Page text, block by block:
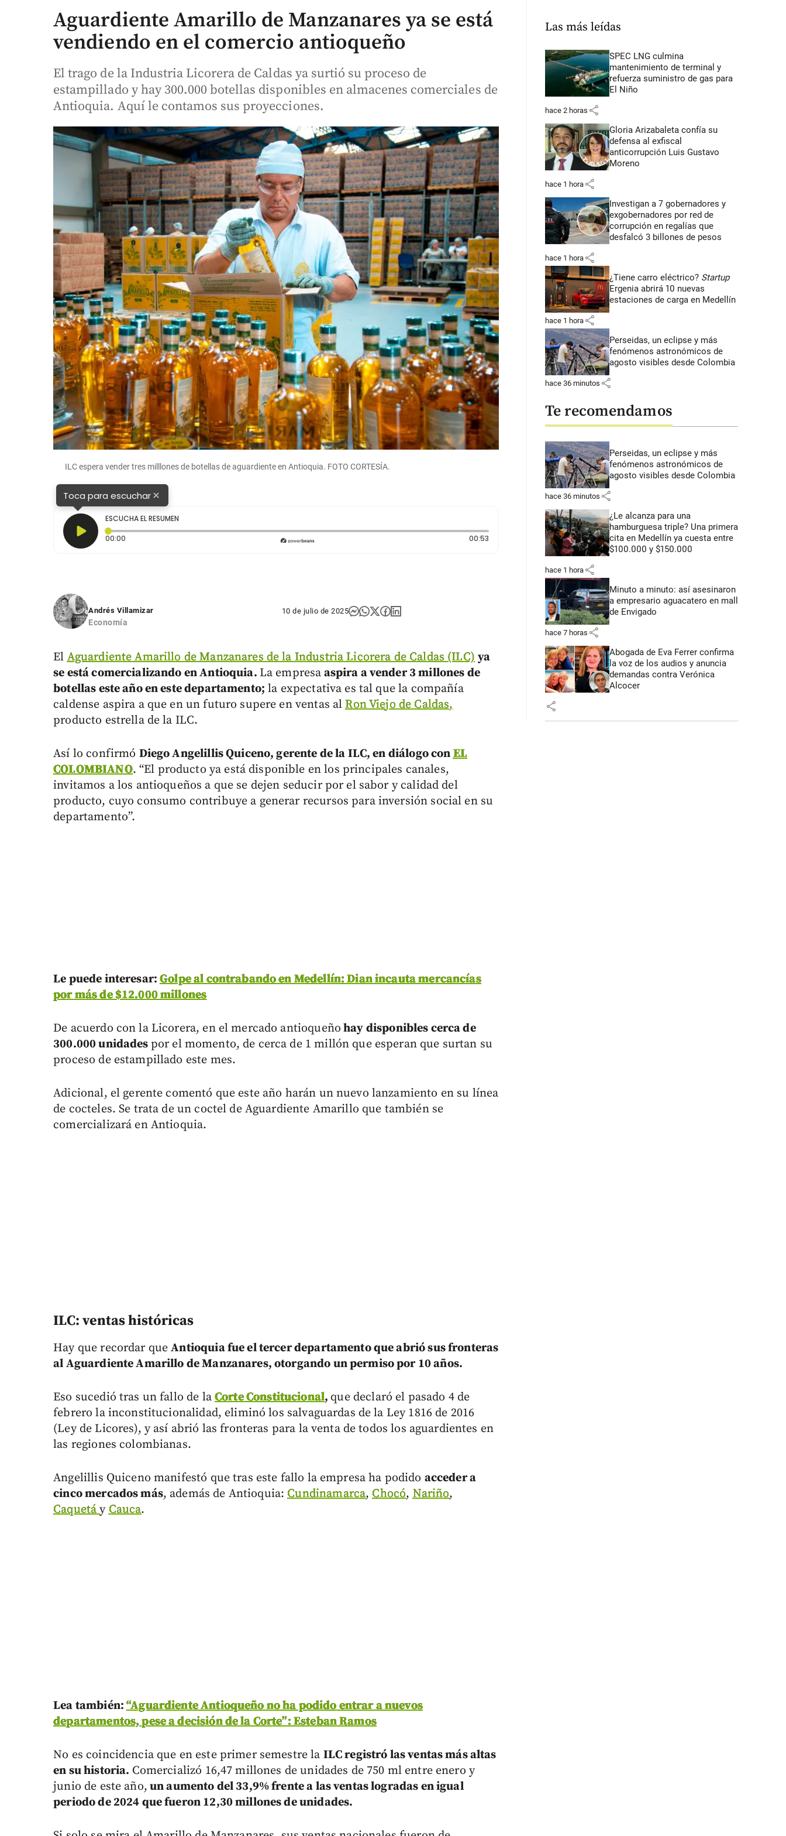
Aguardiente Amarillo de Manzanares ya se está
vendiendo en el comercio antioqueño
El trago de la Industria Licorera de Caldas ya surtió su proceso de
estampillado y hay 300.000 botellas disponibles en almacenes comerciales de
Antioquia. Aquí le contamos sus proyecciones.
ILC espera vender tres milllones de botellas de aguardiente en Antioquia. FOTO CORTESÍA.
Toca para escuchar×
ESCUCHA EL RESUMEN
00:00
00:53Duración: 53 segundos
Andrés Villamizar
Economía
10 de julio de 2025
ElAguardiente Amarillo de Manzanares de la Industria Licorera de Caldas (ILC) ya
se está comercializando en Antioquia. La empresa aspira a vender 3 millones de
botellas este año en este departamento; la expectativa es tal que la compañía
caldense aspira a que en un futuro supere en ventas alRon Viejo de Caldas,
producto estrella de la ILC.
Así lo confirmó Diego Angelillis Quiceno, gerente de la ILC, en diálogo conEL
COLOMBIANO. “El producto ya está disponible en los principales canales,
invitamos a los antioqueños a que se dejen seducir por el sabor y calidad del
producto, cuyo consumo contribuye a generar recursos para inversión social en su
departamento”.
Le puede interesar:Golpe al contrabando en Medellín: Dian incauta mercancías
por más de $12.000 millones
De acuerdo con la Licorera, en el mercado antioqueño hay disponibles cerca de
300.000 unidades por el momento, de cerca de 1 millón que esperan que surtan su
proceso de estampillado este mes.
Adicional, el gerente comentó que este año harán un nuevo lanzamiento en su línea
de cocteles. Se trata de un coctel de Aguardiente Amarillo que también se
comercializará en Antioquia.
ILC: ventas históricas
Hay que recordar queAntioquia fue el tercer departamento que abrió sus fronteras
al Aguardiente Amarillo de Manzanares, otorgando un permiso por 10 años.
Eso sucedió tras un fallo de la Corte Constitucional, que declaró el pasado 4 de
febrero la inconstitucionalidad, eliminó los salvaguardas de la Ley 1816 de 2016
(Ley de Licores), y así abrió las fronteras para la venta de todos los aguardientes en
las regiones colombianas.
Angelillis Quiceno manifestó que tras este fallo la empresa ha podido acceder a
cinco mercados más, además de Antioquia:Cundinamarca,Chocó,Nariño,
CaquetáyCauca.
Lea también:“Aguardiente Antioqueño no ha podido entrar a nuevos
departamentos, pese a decisión de la Corte”: Esteban Ramos
No es coincidencia que en este primer semestre la ILC registró las ventas más altas
en su historia. Comercializó 16,47 millones de unidades de 750 ml entre enero y
junio de este año, un aumento del 33,9% frente a las ventas logradas en igual
periodo de 2024 que fueron 12,30 millones de unidades.
Las más leídas
SPEC LNG culmina
mantenimiento de terminal y
refuerza suministro de gas para
El Niño
hace 2 horas share
Gloria Arizabaleta confía su
defensa al exfiscal
anticorrupción Luis Gustavo
Moreno
hace 1 hora share
Investigan a 7 gobernadores y
exgobernadores por red de
corrupción en regalías que
desfalcó 3 billones de pesos
hace 1 hora share
¿Tiene carro eléctrico? Startup
Ergenia abrirá 10 nuevas
estaciones de carga en Medellín
hace 1 hora share
Perseidas, un eclipse y más
fenómenos astronómicos de
agosto visibles desde Colombia
hace 36 minutos share
Te recomendamos
Perseidas, un eclipse y más
fenómenos astronómicos de
agosto visibles desde Colombia
hace 36 minutos share
¿Le alcanza para una
hamburguesa triple? Una primera
cita en Medellín ya cuesta entre
$100.000 y $150.000
hace 1 hora share
Minuto a minuto: así asesinaron
a empresario aguacatero en mall
de Envigado
hace 7 horas share
Abogada de Eva Ferrer confirma
la voz de los audios y anuncia
demandas contra Verónica
Alcocer
share